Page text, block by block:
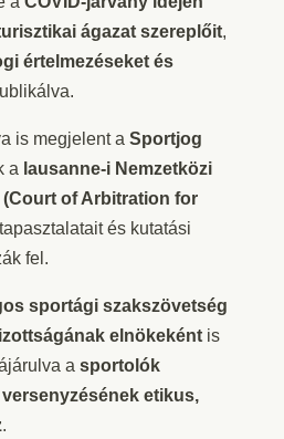
ágazat szereplőit,
értelmezéseket és
is megjelent a Sportjog
a lausanne-i Nemzetközi
of Arbitration for
és kutatási
fel.
sportági szakszövetség
elnökekéntis
a sportolók
etikus,
.